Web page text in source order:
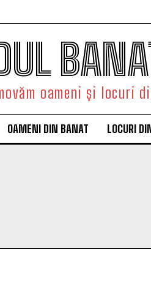
oameni și locuri
OAMENI DIN BANAT LOCURI